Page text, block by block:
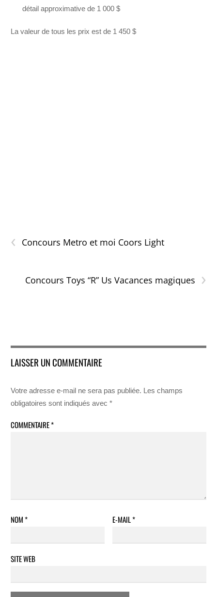
détail approximative de 1 000 $
La valeur de tous les prix est de 1 450 $
‹ Concours Metro et moi Coors Light
›
Concours Toys “R” Us Vacances magiques
LAISSER UN COMMENTAIRE
Votre adresse e-mail ne sera pas publiée. Les champs
obligatoires sont indiqués avec*
COMMENTAIRE*
NOM* E-MAIL*
SITE WEB